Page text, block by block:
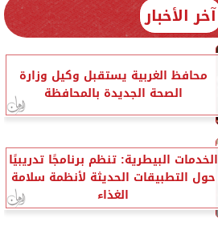
آخر الأخبار
محافظ الغربية يستقبل وكيل وزارة
الصحة الجديدة بالمحافظة
الخدمات البيطرية: تنظم برنامجًا تدريبيًا
حول التطبيقات الحديثة لأنظمة سلامة
الغذاء